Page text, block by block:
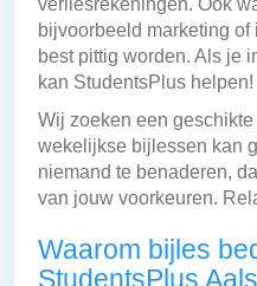
verliesrekeningen. Ook
bijvoorbeeld marketing
best pittig worden. Als je
kan StudentsPlus helpen!
Wij zoeken een
wekelijkse bijlessen kan
niemand te benaderen,
van jouw voorkeuren.
Waarom bijles
StudentsPlus